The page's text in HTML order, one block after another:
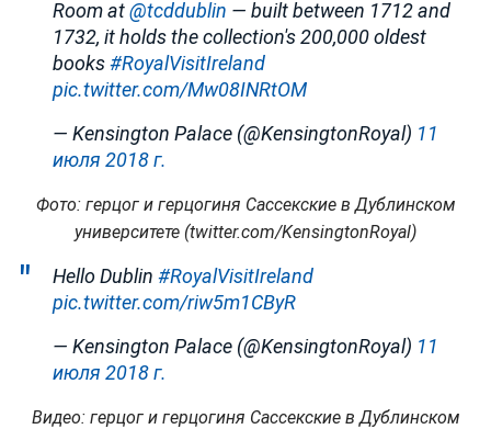
Room at@tcddublin — built between 1712 and
1732, it holds the collection's 200,000 oldest
books#RoyalVisitIreland
pic.twitter.com/Mw08INRtOM
— Kensington Palace (@KensingtonRoyal) 11
июля 2018 г.
Фото: герцог и герцогиня Сассекские в Дублинском
университете (twitter.com/KensingtonRoyal)
Hello Dublin #RoyalVisitIreland
pic.twitter.com/riw5m1CByR
— Kensington Palace (@KensingtonRoyal) 11
июля 2018 г.
Видео: герцог и герцогиня Сассекские в Дублинском